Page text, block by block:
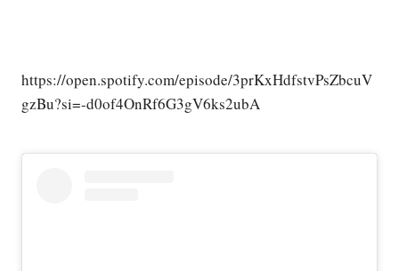
https://open.spotify.com/episode/3prKxHdfstvPsZbcuV
gzBu?si=-d0of4OnRf6G3gV6ks2ubA